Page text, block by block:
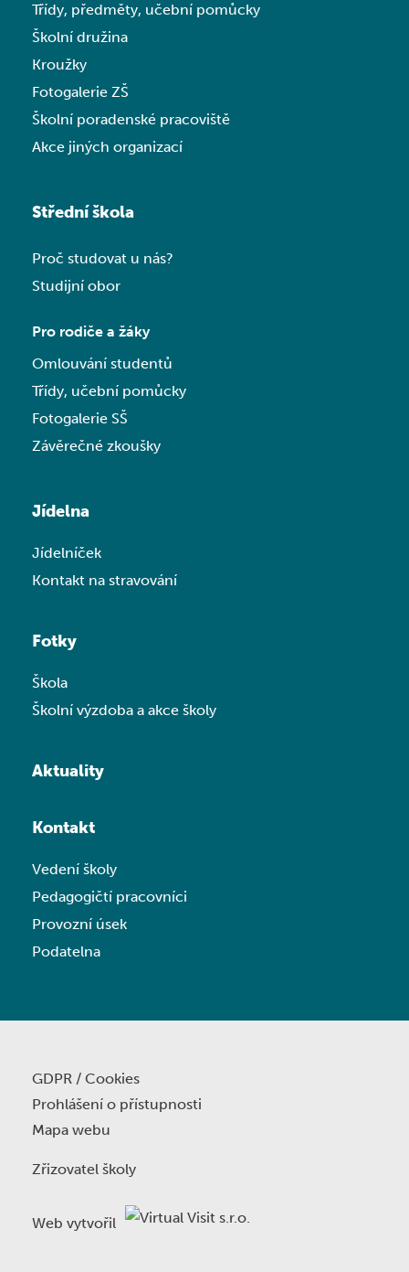
Třídy, předměty, učební pomůcky
Školní družina
Kroužky
Fotogalerie ZŠ
Školní poradenské pracoviště
Akce jiných organizací
Střední škola
Proč studovat u nás?
Studijní obor
Pro rodiče a žáky
Omlouvání studentů
Třídy, učební pomůcky
Fotogalerie SŠ
Závěrečné zkoušky
Jídelna
Jídelníček
Kontakt na stravování
Fotky
Škola
Školní výzdoba a akce školy
Aktuality
Kontakt
Vedení školy
Pedagogičtí pracovníci
Provozní úsek
Podatelna
GDPR / Cookies
Prohlášení o přístupnosti
Mapa webu
Zřizovatel školy
Web vytvořil